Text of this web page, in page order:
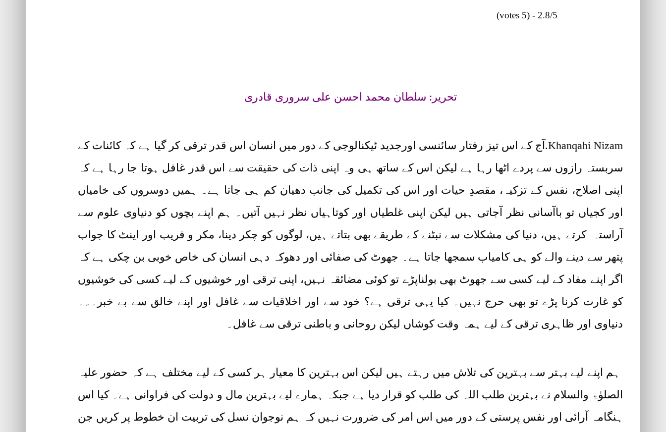
2.8/5 - (5 votes)
تحریر: سلطان محمد احسن علی سروری قادری
Khanqahi Nizam.آج کے اس تیز رفتار سائنسی اورجدید ٹیکنالوجی کے دور میں انسان اس قدر ترقی کر گیا ہے کہ کائنات کے
سربستہ رازوں سے پردے اٹھا رہا ہے لیکن اس کے ساتھ ہی وہ اپنی ذات کی حقیقت سے اس قدر غافل ہوتا جا رہا ہے کہ
اپنی اصلاح، نفس کے تزکیہ، مقصدِ حیات اور اس کی تکمیل کی جانب دھیان کم ہی جاتا ہے۔ ہمیں دوسروں کی خامیاں
اور کجیاں تو باآسانی نظر آجاتی ہیں لیکن اپنی غلطیاں اور کوتاہیاں نظر نہیں آتیں۔ ہم اپنے بچوں کو دنیاوی علوم سے
آراستہ کرتے ہیں، دنیا کی مشکلات سے نبٹنے کے طریقے بھی بتاتے ہیں، لوگوں کو چکر دینا، مکر و فریب اور اینٹ کا جواب
پتھر سے دینے والے کو ہی کامیاب سمجھا جاتا ہے۔ جھوٹ کی صفائی اور دھوکہ دہی انسان کی خاص خوبی بن چکی ہے کہ
اگر اپنے مفاد کے لیے کسی سے جھوٹ بھی بولناپڑے تو کوئی مضائقہ نہیں، اپنی ترقی اور خوشیوں کے لیے کسی کی خوشیوں
کو غارت کرنا پڑے تو بھی حرج نہیں۔ کیا یہی ترقی ہے؟ خود سے اور اخلاقیات سے غافل اور اپنے خالق سے بے خبر۔۔۔
دنیاوی اور ظاہری ترقی کے لیے ہمہ وقت کوشاں لیکن روحانی و باطنی ترقی سے غافل۔
ہم اپنے لیے بہتر سے بہترین کی تلاش میں رہتے ہیں لیکن اس بہترین کا معیار ہر کسی کے لیے مختلف ہے کہ حضور علیہ
الصلوٰۃ والسلام نے بہترین طلب اللہ کی طلب کو قرار دیا ہے جبکہ ہمارے لیے بہترین مال و دولت کی فراوانی ہے۔ کیا اس
ہنگامہ آرائی اور نفس پرستی کے دور میں اس امر کی ضرورت نہیں کہ ہم نوجوان نسل کی تربیت ان خطوط پر کریں جن